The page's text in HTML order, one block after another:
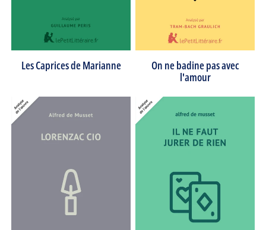
Les Caprices de Marianne
On ne badine pas avec
l'amour